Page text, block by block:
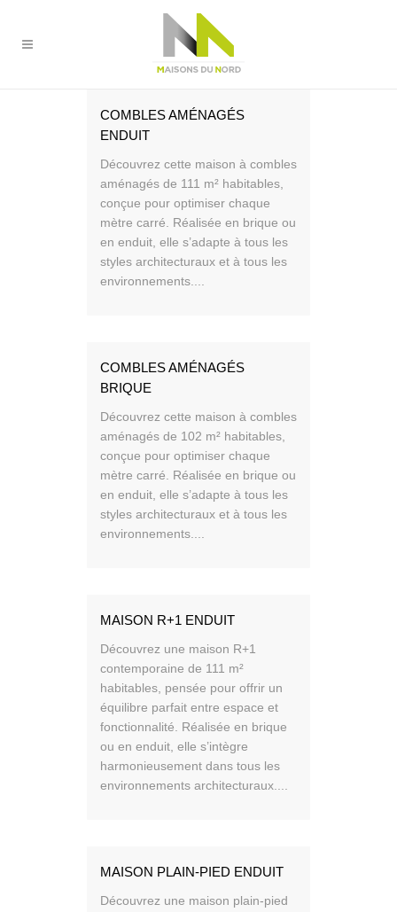
COMBLES AMÉNAGÉS
ENDUIT
Découvrez cette maison à combles
aménagés de 111 m² habitables,
conçue pour optimiser chaque
mètre carré. Réalisée en brique ou
en enduit, elle s’adapte à tous les
styles architecturaux et à tous les
environnements....
COMBLES AMÉNAGÉS
BRIQUE
Découvrez cette maison à combles
aménagés de 102 m² habitables,
conçue pour optimiser chaque
mètre carré. Réalisée en brique ou
en enduit, elle s’adapte à tous les
styles architecturaux et à tous les
environnements....
MAISON R+1 ENDUIT
Découvrez une maison R+1
contemporaine de 111 m²
habitables, pensée pour offrir un
équilibre parfait entre espace et
fonctionnalité. Réalisée en brique
ou en enduit, elle s’intègre
harmonieusement dans tous les
environnements architecturaux....
MAISON PLAIN-PIED ENDUIT
Découvrez une maison plain-pied